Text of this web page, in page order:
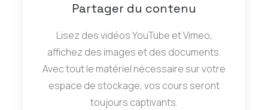
Partager du contenu
Lisez des vidéos YouTube et Vimeo,
affichez des images et des documents.
Avec tout le matériel nécessaire sur votre
espace de stockage, vos cours seront
toujours captivants.